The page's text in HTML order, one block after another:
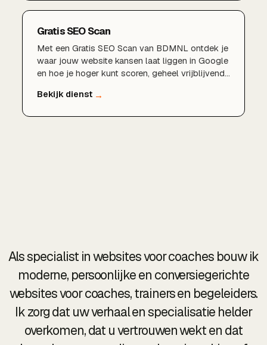
Gratis SEO Scan
Met een Gratis SEO Scan van BDMNL ontdek je
waar jouw website kansen laat liggen in Google
en hoe je hoger kunt scoren, geheel vrijblijvend
Als specialist in websites voor coaches bouw ik
moderne, persoonlijke en conversiegerichte
websites voor coaches, trainers en begeleiders.
Ik zorg dat uw verhaal en specialisatie helder
overkomen, dat u vertrouwen wekt en dat